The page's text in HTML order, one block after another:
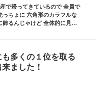
で帰ってきているので 全員で
っちょに 六角形のカラフルな
るんじゃけど 全体的に見る
も多くの１位を取る
ました！